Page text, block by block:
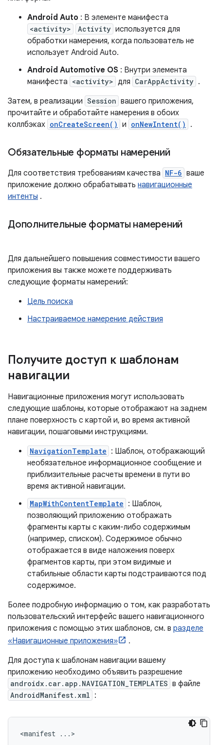
Android Auto : В элементе манифеста
<activity> Activity используется для
обработки намерения, когда пользователь не
использует Android Auto.
Android Automotive OS : Внутри элемента
манифеста <activity> для CarAppActivity .
Затем, в реализации Session вашего приложения,
прочитайте и обработайте намерения в обоих
коллбэках onCreateScreen() и onNewIntent() .
Обязательные форматы намерений
Для соответствия требованиям качества NF-6 ваше
приложение должно обрабатывать навигационные
интенты .
Дополнительные форматы намерений
Для дальнейшего повышения совместимости вашего
приложения вы также можете поддерживать
следующие форматы намерений:
Цель поиска
Настраиваемое намерение действия
Получите доступ к шаблонам
навигации
Навигационные приложения могут использовать
следующие шаблоны, которые отображают на заднем
плане поверхность с картой и, во время активной
навигации, пошаговыми инструкциями.
NavigationTemplate : Шаблон, отображающий
необязательное информационное сообщение и
приблизительные расчеты времени в пути во
время активной навигации.
MapWithContentTemplate : Шаблон,
позволяющий приложению отображать
фрагменты карты с каким-либо содержимым
(например, списком). Содержимое обычно
отображается в виде наложения поверх
фрагментов карты, при этом видимые и
стабильные области карты подстраиваются под
содержимое.
Более подробную информацию о том, как разработать
пользовательский интерфейс вашего навигационного
приложения с помощью этих шаблонов, см. в разделе
«Навигационные приложения»
.
Для доступа к шаблонам навигации вашему
приложению необходимо объявить разрешение
androidx.car.app.NAVIGATION_TEMPLATES в файле
AndroidManifest.xml :
<manifest